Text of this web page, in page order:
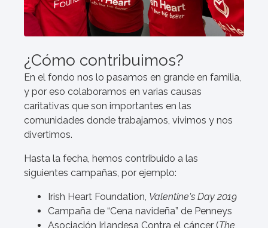
¿Cómo contribuimos?
En el fondo nos lo pasamos en grande en familia,
y por eso colaboramos en varias causas
caritativas que son importantes en las
comunidades donde trabajamos, vivimos y nos
divertimos.
Hasta la fecha, hemos contribuido a las
siguientes campañas, por ejemplo:
Irish Heart Foundation, Valentine's Day 2019
Campaña de “Cena navideña” de Penneys
Asociación Irlandesa Contra el cáncer (The